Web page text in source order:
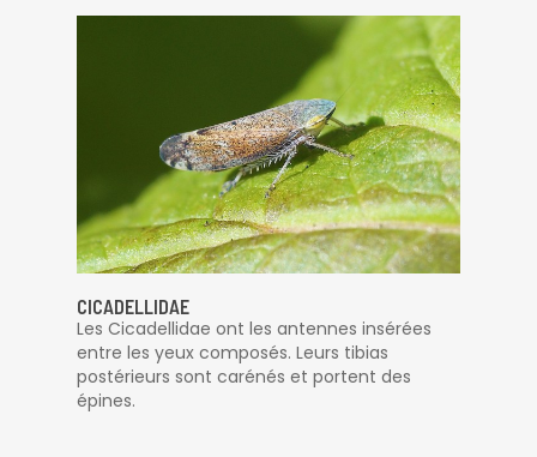
CICADELLIDAE
Les Cicadellidae ont les antennes insérées
entre les yeux composés. Leurs tibias
postérieurs sont carénés et portent des
épines.